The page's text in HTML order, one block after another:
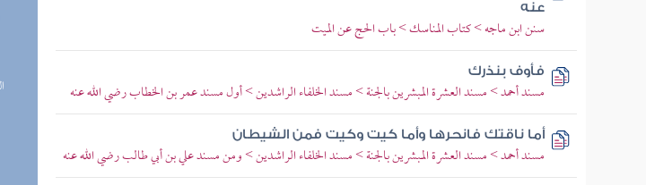
عنه
سنن ابن ماجه > كتاب المناسك > باب الحج عن الميت
فأوف بنذرك
مسند أحمد > مسند العشرة المبشرين بالجنة > مسند الخلفاء الراشدين > أول مسند عمر بن الخطاب رضي الله عنه
أما ناقتك فانحرها وأما كيت وكيت فمن الشيطان
مسند أحمد > مسند العشرة المبشرين بالجنة > مسند الخلفاء الراشدين > ومن مسند علي بن أبي طالب رضي الله عنه